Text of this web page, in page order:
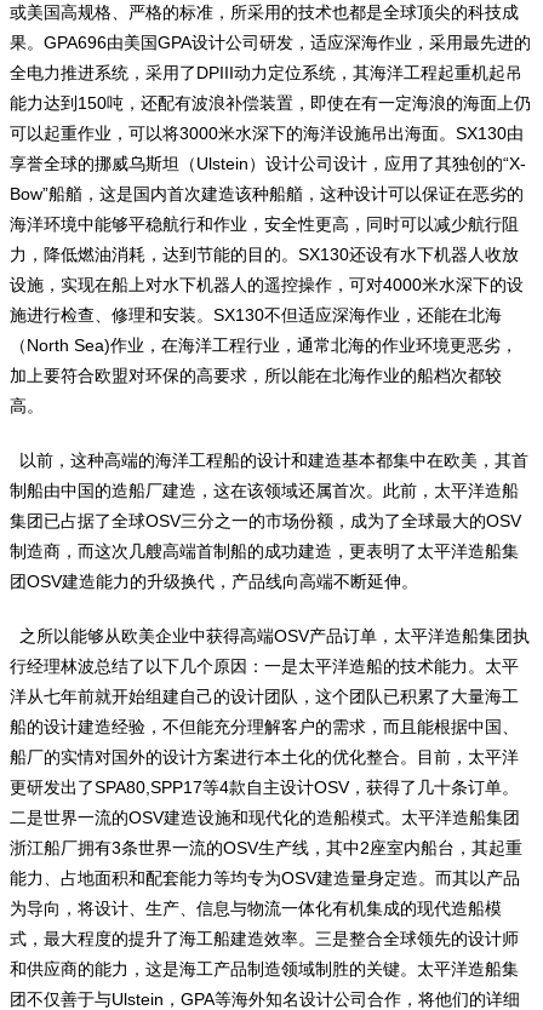
或美国高规格、严格的标准，所采用的技术也都是全球顶尖的科技成
果。GPA696由美国GPA设计公司研发，适应深海作业，采用最先进的
全电力推进系统，采用了DPIII动力定位系统，其海洋工程起重机起吊
能力达到150吨，还配有波浪补偿装置，即使在有一定海浪的海面上仍
可以起重作业，可以将3000米水深下的海洋设施吊出海面。SX130由
享誉全球的挪威乌斯坦（Ulstein）设计公司设计，应用了其独创的“X-
Bow”船艏，这是国内首次建造该种船艏，这种设计可以保证在恶劣的
海洋环境中能够平稳航行和作业，安全性更高，同时可以减少航行阻
力，降低燃油消耗，达到节能的目的。SX130还设有水下机器人收放
设施，实现在船上对水下机器人的遥控操作，可对4000米水深下的设
施进行检查、修理和安装。SX130不但适应深海作业，还能在北海
（North Sea)作业，在海洋工程行业，通常北海的作业环境更恶劣，
加上要符合欧盟对环保的高要求，所以能在北海作业的船档次都较
高。
以前，这种高端的海洋工程船的设计和建造基本都集中在欧美，其首
制船由中国的造船厂建造，这在该领域还属首次。此前，太平洋造船
集团已占据了全球OSV三分之一的市场份额，成为了全球最大的OSV
制造商，而这次几艘高端首制船的成功建造，更表明了太平洋造船集
团OSV建造能力的升级换代，产品线向高端不断延伸。
之所以能够从欧美企业中获得高端OSV产品订单，太平洋造船集团执
行经理林波总结了以下几个原因：一是太平洋造船的技术能力。太平
洋从七年前就开始组建自己的设计团队，这个团队已积累了大量海工
船的设计建造经验，不但能充分理解客户的需求，而且能根据中国、
船厂的实情对国外的设计方案进行本土化的优化整合。目前，太平洋
更研发出了SPA80,SPP17等4款自主设计OSV，获得了几十条订单。
二是世界一流的OSV建造设施和现代化的造船模式。太平洋造船集团
浙江船厂拥有3条世界一流的OSV生产线，其中2座室内船台，其起重
能力、占地面积和配套能力等均专为OSV建造量身定造。而其以产品
为导向，将设计、生产、信息与物流一体化有机集成的现代造船模
式，最大程度的提升了海工船建造效率。三是整合全球领先的设计师
和供应商的能力，这是海工产品制造领域制胜的关键。太平洋造船集
团不仅善于与Ulstein，GPA等海外知名设计公司合作，将他们的详细